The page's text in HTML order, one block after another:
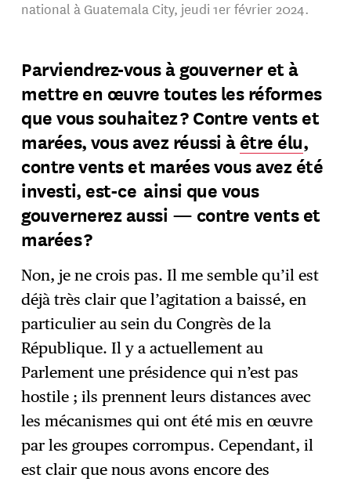
national à Guatemala City, jeudi 1er février 2024.
Parviendrez-vous à gouverner et à
mettre en œuvre toutes les réformes
que vous souhaitez ? Contre vents et
marées, vous avez réussi àêtre élu,
contre vents et marées vous avez été
investi, est-ce ainsi que vous
gouvernerez aussi — contre vents et
marées ?
Non, je ne crois pas. Il me semble qu’il est
déjà très clair que l’agitation a baissé, en
particulier au sein du Congrès de la
République. Il y a actuellement au
Parlement une présidence qui n’est pas
hostile ; ils prennent leurs distances avec
les mécanismes qui ont été mis en œuvre
par les groupes corrompus. Cependant, il
est clair que nous avons encore des